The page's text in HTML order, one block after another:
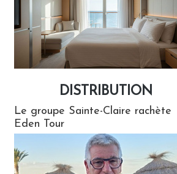
DISTRIBUTION
Le groupe Sainte-Claire rachète
Eden Tour